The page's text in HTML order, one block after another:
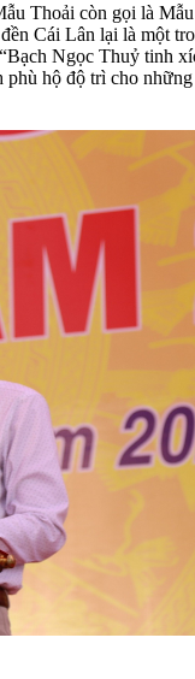
Thoải còn gọi là
Cái Lân lại là một
Ngọc Thuỷ tinh
hộ độ trì cho